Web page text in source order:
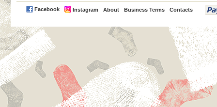
Facebook Instagram About Business Terms Contacts
PayPal